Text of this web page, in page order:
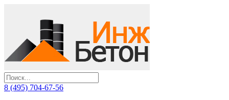
8 (495) 704-67-56